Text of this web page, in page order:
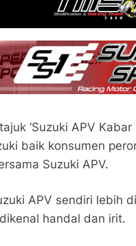
‘Suzuki APV
baik konsumen
Suzuki APV.
APV sendiri lebih
handal dan irit.